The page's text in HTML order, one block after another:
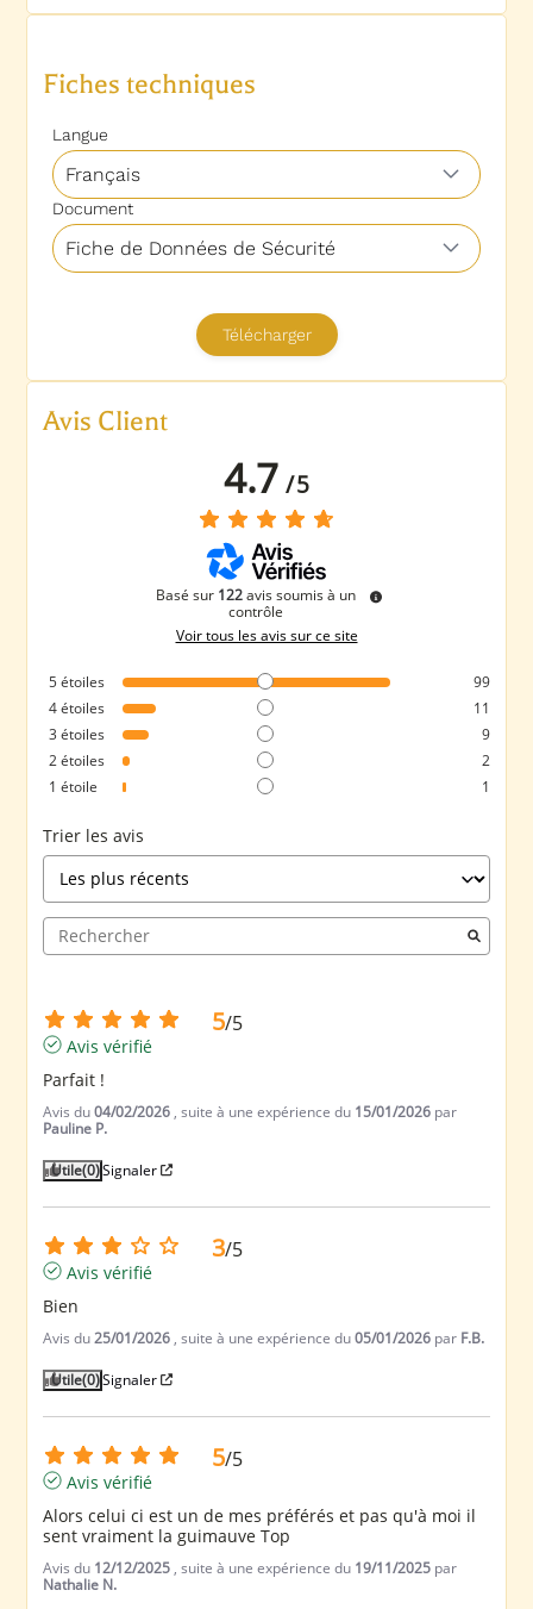
Avis Client
4.7/5
Basé sur 122avis soumis à un
contrôle
Voir tous les avis sur ce site
5étoiles
99
4étoiles
11
3étoiles
9
2étoiles
2
1étoile 1
Trier les avis
5/5
Avis vérifié
Parfait !
Avis du04/02/2026 , suite à une expérience du 15/01/2026 par
Pauline P.
Utile(0)Signaler
3/5
Avis vérifié
Bien
Avis du25/01/2026 , suite à une expérience du05/01/2026 par F.B.
Utile(0)Signaler
5/5
Avis vérifié
Alors celui ci est un de mes préférés et pas qu'à moi il
sent vraiment la guimauve Top
Avis du 12/12/2025 , suite à une expérience du 19/11/2025 par
Nathalie N.